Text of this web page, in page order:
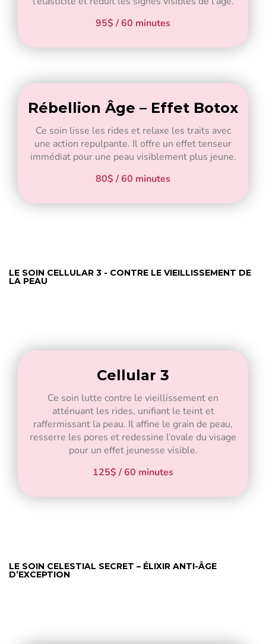
95$ / 60 minutes
Rébellion Âge – Effet Botox
Ce soin lisse les rides et relaxe les traits avec
une action repulpante. Il offre un effet tenseur
immédiat pour une peau visiblement plus jeune.
80$ / 60 minutes
LE SOIN CELLULAR 3 - CONTRE LE VIEILLISSEMENT DE
LA PEAU
Cellular 3
Ce soin lutte contre le vieillissement en
atténuant les rides, unifiant le teint et
raffermissant la peau. Il affine le grain de peau,
resserre les pores et redessine l’ovale du visage
pour un effet jeunesse visible.
125$ / 60 minutes
LE SOIN CELESTIAL SECRET – ÉLIXIR ANTI-ÂGE
D’EXCEPTION